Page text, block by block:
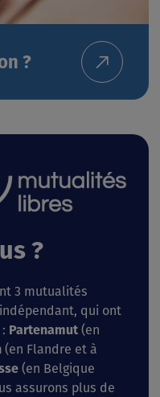
?
?
3 mutualités
qui ont
Partenamut (en
(en Flandre et à
(en Belgique
assurons plus de